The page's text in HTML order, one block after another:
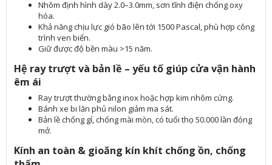
Nhôm định hình dày 2.0–3.0mm, sơn tĩnh điện chống oxy
hóa.
Khả năng chịu lực gió bão lên tới 1500 Pascal, phù hợp công
trình ven biển.
Giữ được độ bền màu >15 năm.
Hệ ray trượt và bản lề – yếu tố giúp cửa vận hành
êm ái
Ray trượt thường bằng inox hoặc hợp kim nhôm cứng.
Bánh xe bi lăn phủ nilon giảm ma sát.
Bản lề chống gỉ, chống mài mòn, có tuổi thọ 50.000 lần đóng
mở.
Kính an toàn & gioăng kín khít chống ồn, chống